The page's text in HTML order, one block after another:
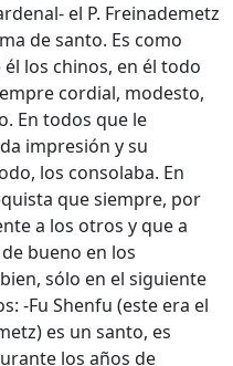
el P. Freinademetz
de santo. Es como
los chinos, en él todo
cordial, modesto,
En todos que le
impresión y su
los consolaba. En
que siempre, por
a los otros y que a
bueno en los
sólo en el siguiente
-Fu Shenfu (este era el
es un santo, es
los años de